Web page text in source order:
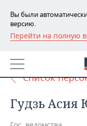
Вы были
версию.
Перейти на полную
РЕГИОНЫ
БАШКОРТОСТАН
ТАТАРСТАН
УДМУРТИЯ
НОВОСТИ
АНАЛИТИКА
НОВОСТИ
ЭКОНОМИКА
Список
Гудзь Асия